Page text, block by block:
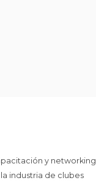
y networking
industria de clubes